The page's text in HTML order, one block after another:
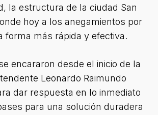
la estructura de la ciudad San
hoy a los anegamientos por
forma más rápida y efectiva.
encararon desde el inicio de la
Leonardo Raimundo
dar respuesta en lo inmediato
para una solución duradera